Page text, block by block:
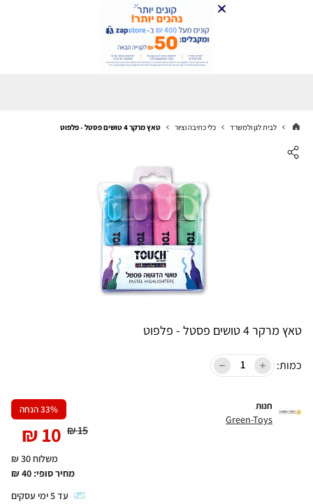
לבית לגן ולמשרד כלי כתיבה וציור טאץ מרקר 4 טושים פסטל - פלפוט
טאץ מרקר 4 טושים פסטל - פלפוט
כמות:
חנות
Green-Toys
33% הנחה
15
₪
10
₪
משלוח 30 ₪
מחיר סופי: 40
₪
עד5ימי עסקים